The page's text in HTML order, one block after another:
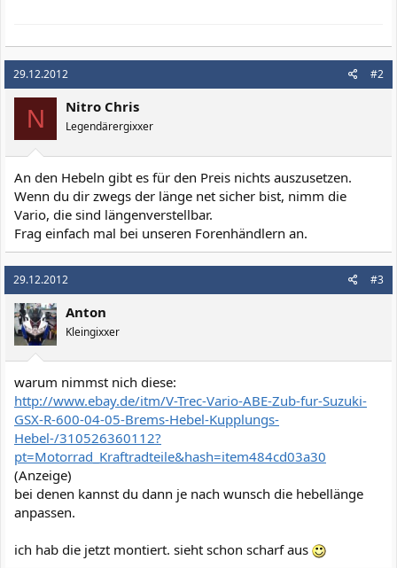
29.12.2012 #2
N Nitro Chris
Legendärergixxer
An den Hebeln gibt es für den Preis nichts auszusetzen.
Wenn du dir zwegs der länge net sicher bist, nimm die
Vario, die sind längenverstellbar.
Frag einfach mal bei unseren Forenhändlern an.
29.12.2012 #3
Anton
Kleingixxer
warum nimmst nich diese:
http://www.ebay.de/itm/V-Trec-Vario-ABE-Zub-fur-Suzuki-
GSX-R-600-04-05-Brems-Hebel-Kupplungs-
Hebel-/310526360112?
pt=Motorrad_Kraftradteile&hash=item484cd03a30
(Anzeige)
bei denen kannst du dann je nach wunsch die hebellänge
anpassen.
ich hab die jetzt montiert. sieht schon scharf aus